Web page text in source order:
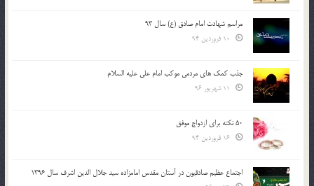
مراسم شهادت امام صادق (ع) سال 93
جذب کمک های مردمی موکب امام علی علیه السلام
50 نکته برای ازدواج موفق
اجتماع عظیم صادقیون در آستان مقدس امامزاده سید جلال الدین اشرف سال 1396